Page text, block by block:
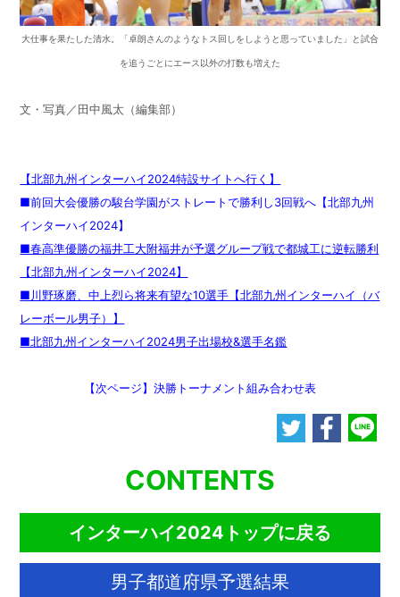
大仕事を果たした清水。「卓朗さんのようなトス回しをしようと思っていました」と試合
を追うごとにエース以外の打数も増えた
文・写真／田中風太（編集部）
【北部九州インターハイ2024特設サイトへ行く】
■前回大会優勝の駿台学園がストレートで勝利し3回戦へ【北部九州
インターハイ2024】
■春高準優勝の福井工大附福井が予選グループ戦で都城工に逆転勝利
【北部九州インターハイ2024】
■川野琢磨、中上烈ら将来有望な10選手【北部九州インターハイ（バ
レーボール男子）】
■北部九州インターハイ2024男子出場校&選手名鑑
【次ページ】決勝トーナメント組み合わせ表
CONTENTS
インターハイ2024トップに戻る
男子都道府県予選結果